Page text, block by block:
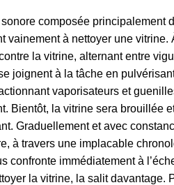
composée principalement
vainement à nettoyer une
la vitrine, alternant entre
joignent à la tâche en
vaporisateurs et
Bientôt, la vitrine sera brouillée
Graduellement et avec
à travers une implacable
immédiatement à
la vitrine, la salit davantage.